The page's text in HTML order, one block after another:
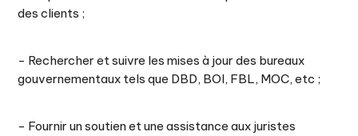
des clients ;
- Rechercher et suivre les mises à jour des bureaux
gouvernementaux tels que DBD, BOI, FBL, MOC, etc ;
- Fournir un soutien et une assistance aux juristes